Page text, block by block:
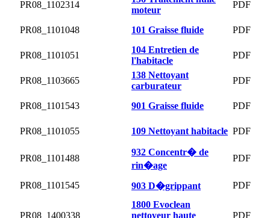
PR08_1102314
moteur
PDF
PR08_1101048 101 Graisse fluide PDF
PR08_1101051
104 Entretien de
l'habitacle
PDF
PR08_1103665
138 Nettoyant
carburateur
PDF
PR08_1101543 901 Graisse fluide PDF
PR08_1101055 109 Nettoyant habitacle PDF
PR08_1101488
932 Concentr� de
rin�age
PDF
PR08_1101545 903 D�grippant PDF
PR08_1400338
1800 Evoclean
nettoyeur haute
PDF